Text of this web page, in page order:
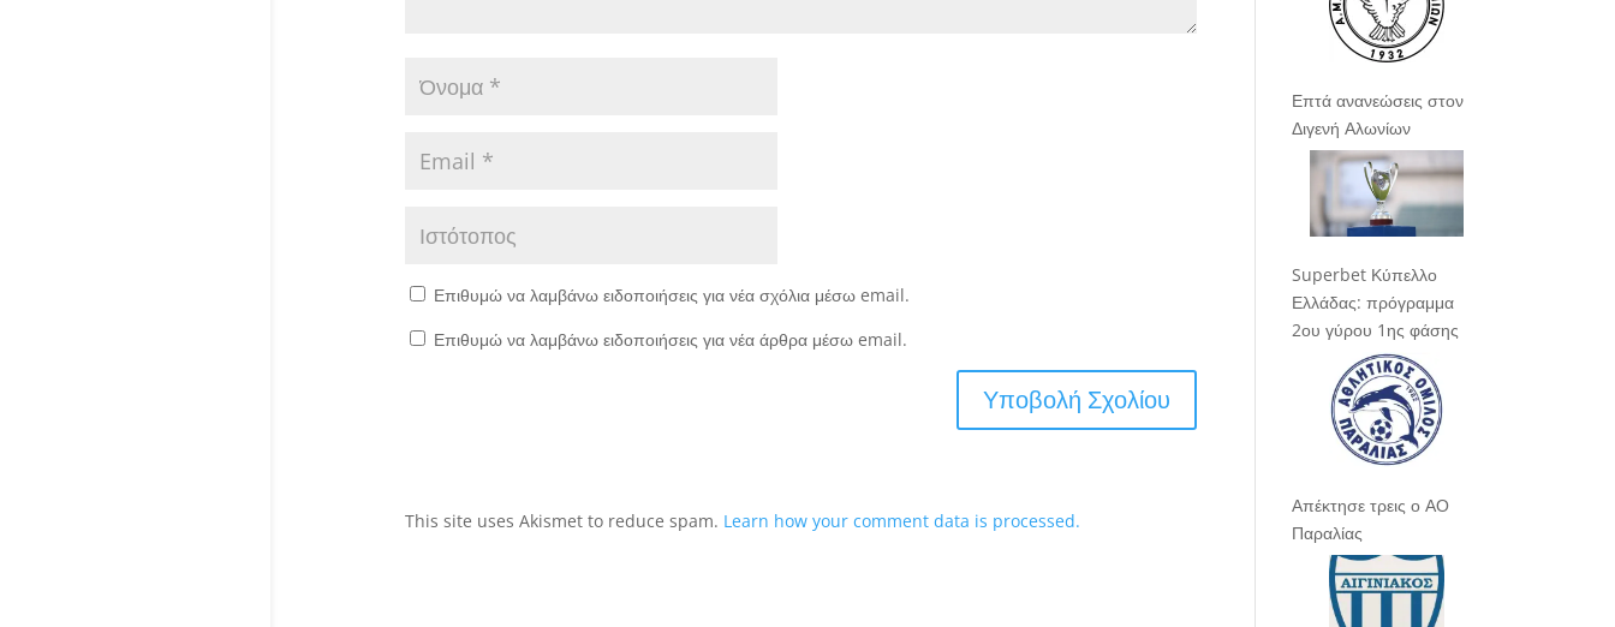
Επιθυμώ να λαμβάνω ειδοποιήσεις για νέα σχόλια μέσω email.
Επιθυμώ να λαμβάνω ειδοποιήσεις για νέα άρθρα μέσω email.
This site uses Akismet to reduce spam. Learn how your comment data is processed.
Επτά ανανεώσεις στον
Διγενή Αλωνίων
Superbet Κύπελλο
Ελλάδας: πρόγραμμα
2ου γύρου 1ης φάσης
Απέκτησε τρεις ο ΑΟ
Παραλίας